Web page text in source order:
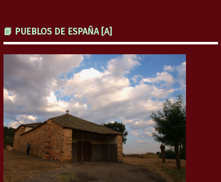
📗 PUEBLOS DE ESPAÑA [A]